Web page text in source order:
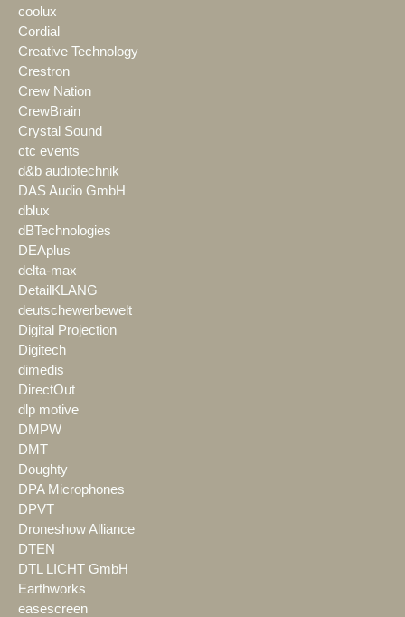
coolux
Cordial
Creative Technology
Crestron
Crew Nation
CrewBrain
Crystal Sound
ctc events
d&b audiotechnik
DAS Audio GmbH
dblux
dBTechnologies
DEAplus
delta-max
DetailKLANG
deutschewerbewelt
Digital Projection
Digitech
dimedis
DirectOut
dlp motive
DMPW
DMT
Doughty
DPA Microphones
DPVT
Droneshow Alliance
DTEN
DTL LICHT GmbH
Earthworks
easescreen